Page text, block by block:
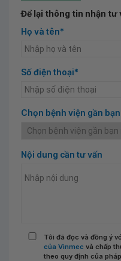
Để lại thông tin nhận tư
Họ và tên*
Số điện thoại*
Chọn bệnh viện gần
Nội dung cần tư vấn
Tôi đã đọc và đồng ý
của Vinmec và chấp
theo quy định của pháp